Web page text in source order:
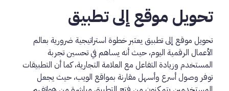
تحويل موقع إلى تطبيق
تحويل موقع إلى تطبيق يعتبر خطوة استراتيجية ضرورية بعالم
الأعمال الرقمية اليوم، حيث أنه يساهم في تحسين تجربة
المستخدم وزيادة التفاعل مع العلامة التجارية، كما أن التطبيقات
توفر وصول أسرع وأسهل مقارنة بمواقع الويب، حيث يجعل